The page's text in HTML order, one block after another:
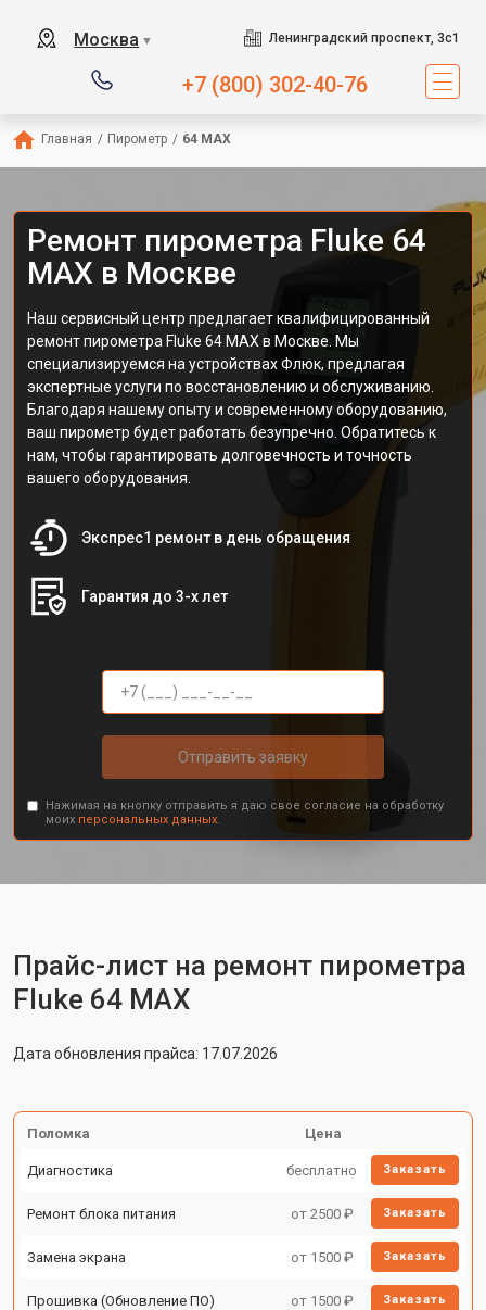
Москва ▼ Ленинградский проспект, 3с1
+7 (800) 302-40-76
Главная / Пирометр / 64 MAX
Ремонт пирометра Fluke 64
MAX в Москве
Наш сервисный центр предлагает квалифицированный
ремонт пирометра Fluke 64 MAX в Москве. Мы
специализируемся на устройствах Флюк, предлагая
экспертные услуги по восстановлению и обслуживанию.
Благодаря нашему опыту и современному оборудованию,
ваш пирометр будет работать безупречно. Обратитесь к
нам, чтобы гарантировать долговечность и точность
вашего оборудования.
Экспрес1 ремонт в день обращения
Гарантия до 3-х лет
Отправить заявку
Нажимая на кнопку отправить я даю свое согласие на обработку
моих персональных данных.
Прайс-лист на ремонт пирометра
Fluke 64 MAX
Дата обновления прайса: 17.07.2026
Поломка Цена
Диагностика бесплатно Заказать
Ремонт блока питания от 2500 ₽ Заказать
Замена экрана от 1500 ₽ Заказать
Прошивка (Обновление ПО) от 1500 ₽ Заказать